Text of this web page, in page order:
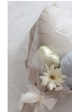
※アレンジに使用する
います。予めご了承くだ
※このギフトは 沖縄・
気圧の関係上、お受け
文頂いたあとすぐ製作に
メッセージの変更はで
※お急ぎ、数量が多い
※有料シールは白文字に